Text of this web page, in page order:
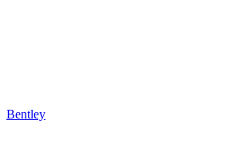
Bentley